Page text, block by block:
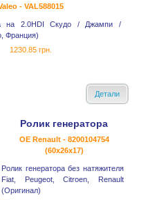
- VAL588015
на 2.0HDI Скудо / Джампи /
Франция)
1230.85 грн.
Детали
Ролик генератора
OE Renault - 8200104754
(60x26x17)
Ролик генератора без натяжителя
Fiat, Peugeot, Citroen, Renault
(Оригинал)